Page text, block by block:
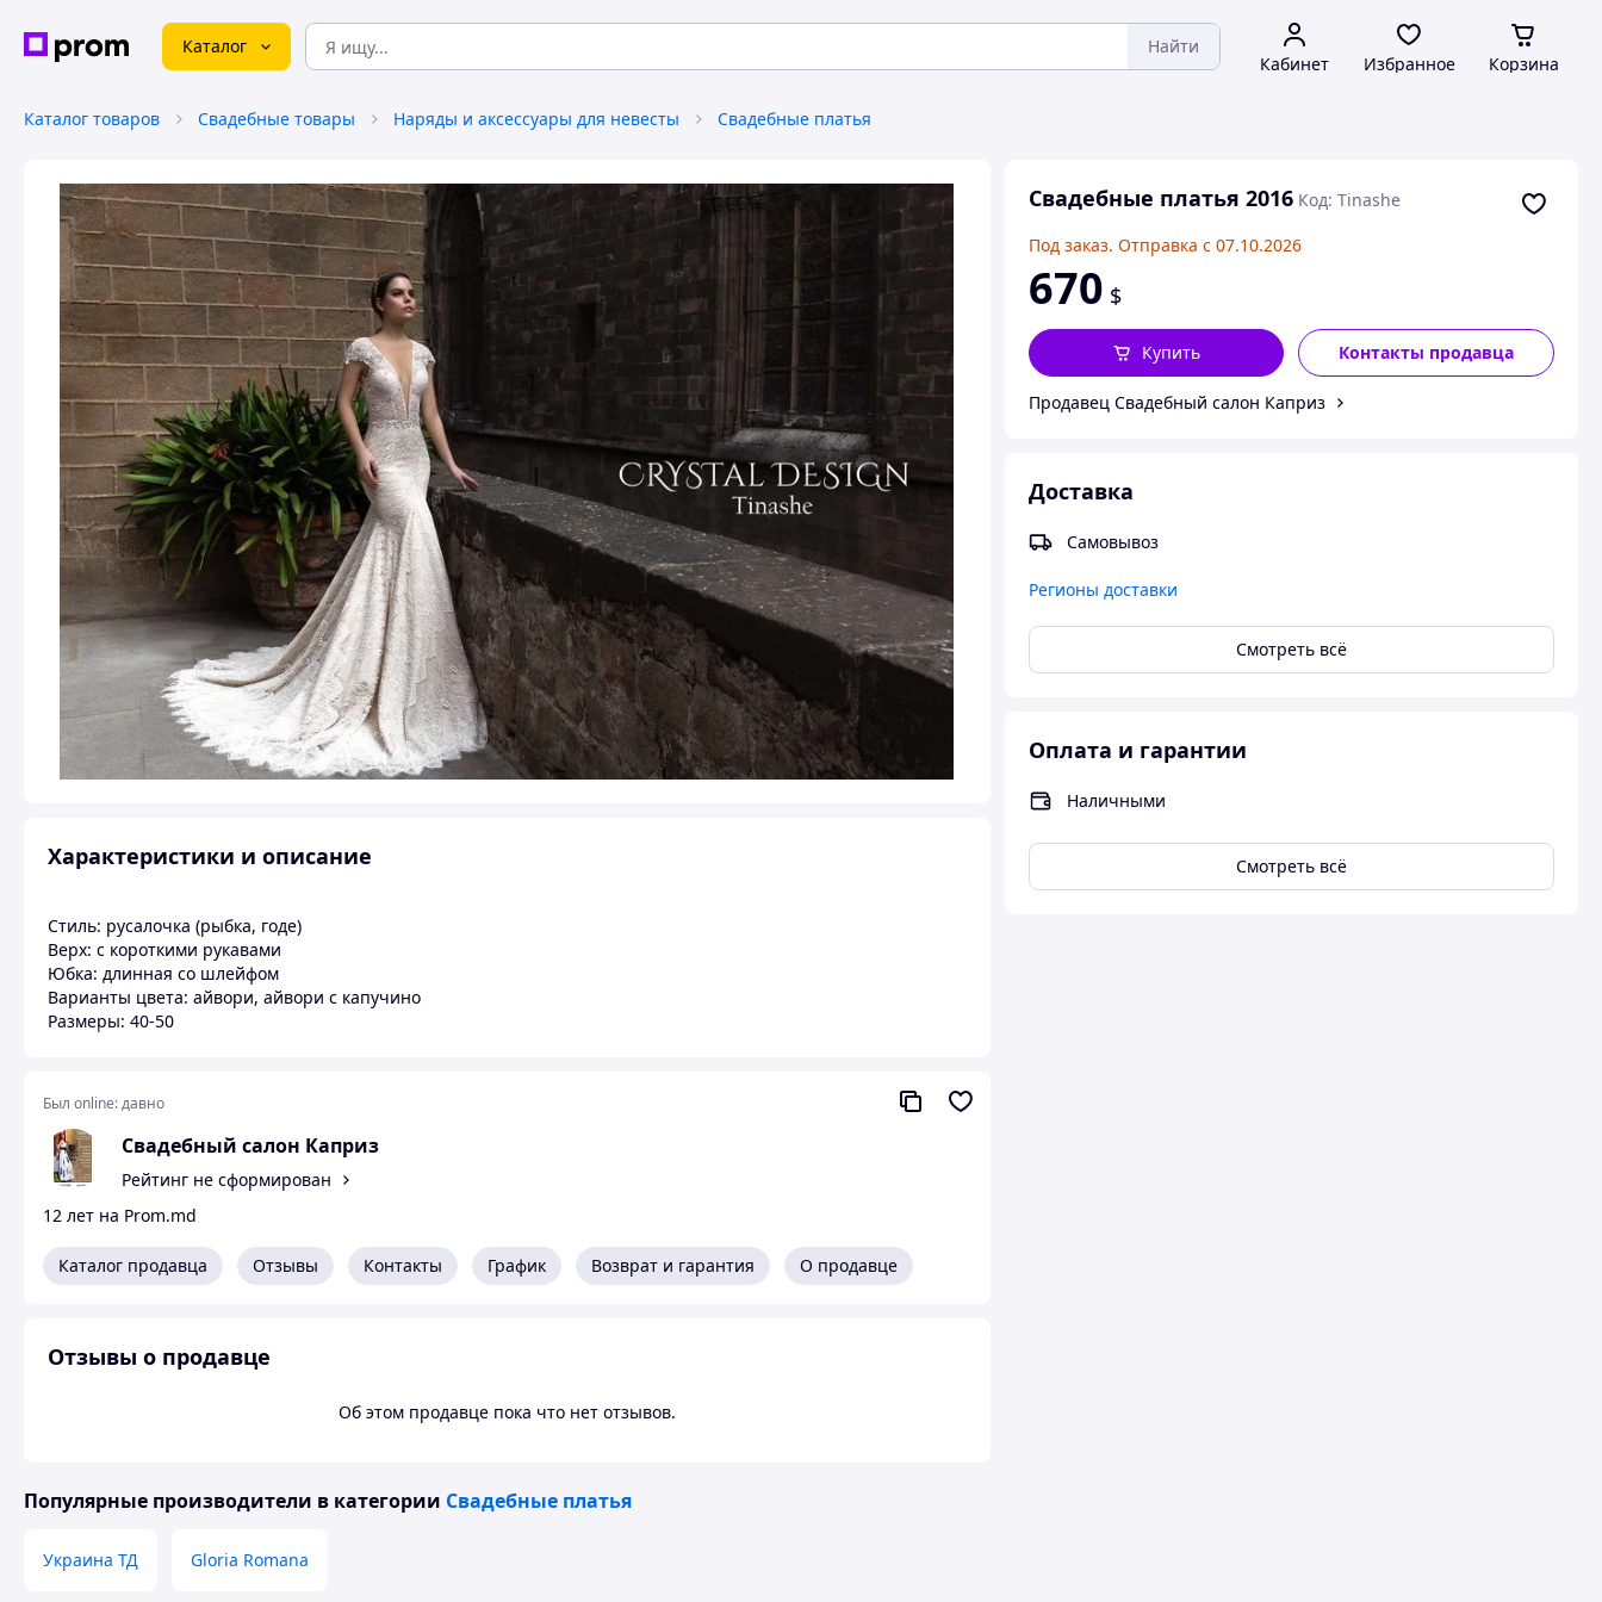
Каталог Найти
Кабинет Избранное Корзина
Каталог товаров Свадебные товары Наряды и аксессуары для невесты Свадебные платья
Свадебные платья 2016 Код: Tinashe
Под заказ. Отправка с 07.10.2026
670 $
Контакты продавца
Купить
Продавец Свадебный салон Каприз
Доставка
Самовывоз
Регионы доставки
Смотреть всё
Оплата и гарантии
Наличными
Смотреть всё
Характеристики и описание
Стиль: русалочка (рыбка, годе)
Верх: с короткими рукавами
Юбка: длинная со шлейфом
Варианты цвета: айвори, айвори с капучино
Размеры: 40-50
Был online:давно
Свадебный салон Каприз
Рейтинг не сформирован
12 лет на Prom.md
Каталог продавца Отзывы Контакты График Возврат и гарантия О продавце
Отзывы о продавце
Об этом продавце пока что нет отзывов.
Популярные производители в категории Свадебные платья
Украина ТД Gloria Romana